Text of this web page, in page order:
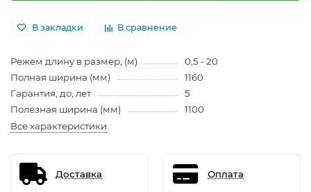
В закладки В сравнение
Режем длину в размер, (м)
0,5 - 20
Полная ширина (мм)
1160
Гарантия, до, лет
5
Полезная ширина (мм)
1100
Все характеристики
Доставка Оплата